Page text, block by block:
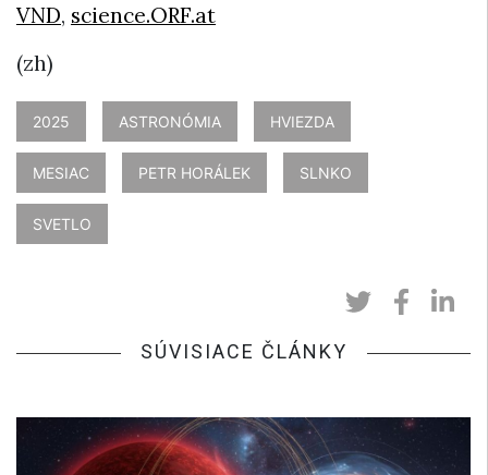
VND, science.ORF.at
(zh)
2025 ASTRONÓMIA HVIEZDA
MESIAC PETR HORÁLEK SLNKO
SVETLO
SÚVISIACE ČLÁNKY